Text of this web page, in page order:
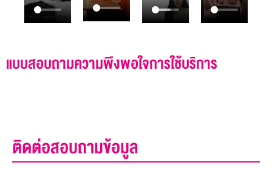
แบบสอบถามความพึงพอใจการใช้บริการ
ติดต่อสอบถามข้อมูล